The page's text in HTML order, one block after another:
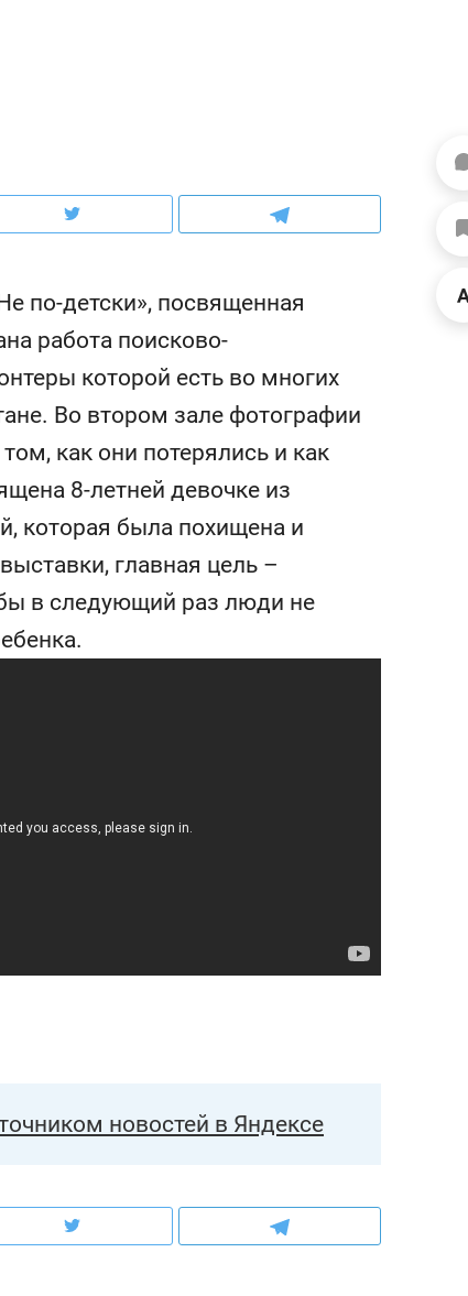
по-детски», посвященная
работа поисково-
которой есть во многих
Во втором зале фотографии
как они потерялись и как
8-летней девочке из
которая была похищена и
главная цель –
в следующий раз люди не
новостей в Яндексе
в дикой
и физическим
как основа
команд
Мексика, рок-концерт
и вагон с чак-чаком: как
в Менделеевске прошла